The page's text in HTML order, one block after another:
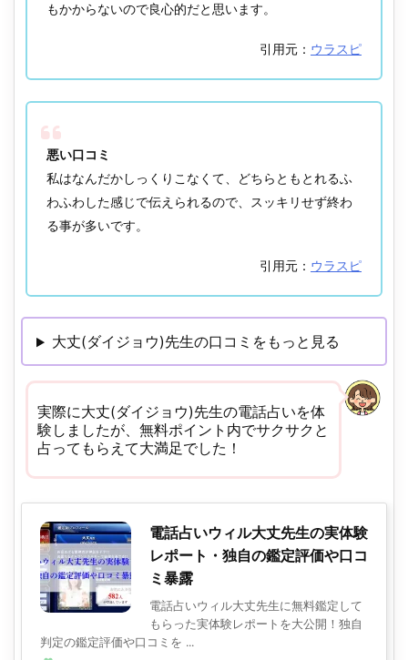
もかからないので良心的だと思います。
引用元： ウラスピ
悪い口コミ
私はなんだかしっくりこなくて、どちらともとれるふ
わふわした感じで伝えられるので、スッキリせず終わ
る事が多いです。
引用元： ウラスピ
大丈(ダイジョウ)先生の口コミをもっと見る
実際に大丈(ダイジョウ)先生の電話占いを体
験しましたが、無料ポイント内でサクサクと
占ってもらえて大満足でした！
電話占いウィル大丈先生の実体験
レポート・独自の鑑定評価や口コ
ミ暴露
電話占いウィル大丈先生に無料鑑定して
もらった実体験レポートを大公開！独自
判定の鑑定評価や口コミを ...